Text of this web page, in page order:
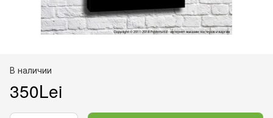
В наличии
350Lei